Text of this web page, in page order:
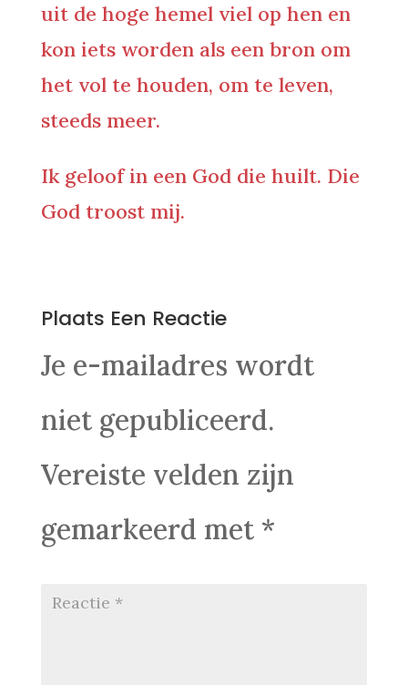
uit de hoge hemel viel op hen en
kon iets worden als een bron om
het vol te houden, om te leven,
steeds meer.
Ik geloof in een God die huilt. Die
God troost mij.
Plaats Een Reactie
Je e-mailadres wordt
niet gepubliceerd.
Vereiste velden zijn
gemarkeerd met *